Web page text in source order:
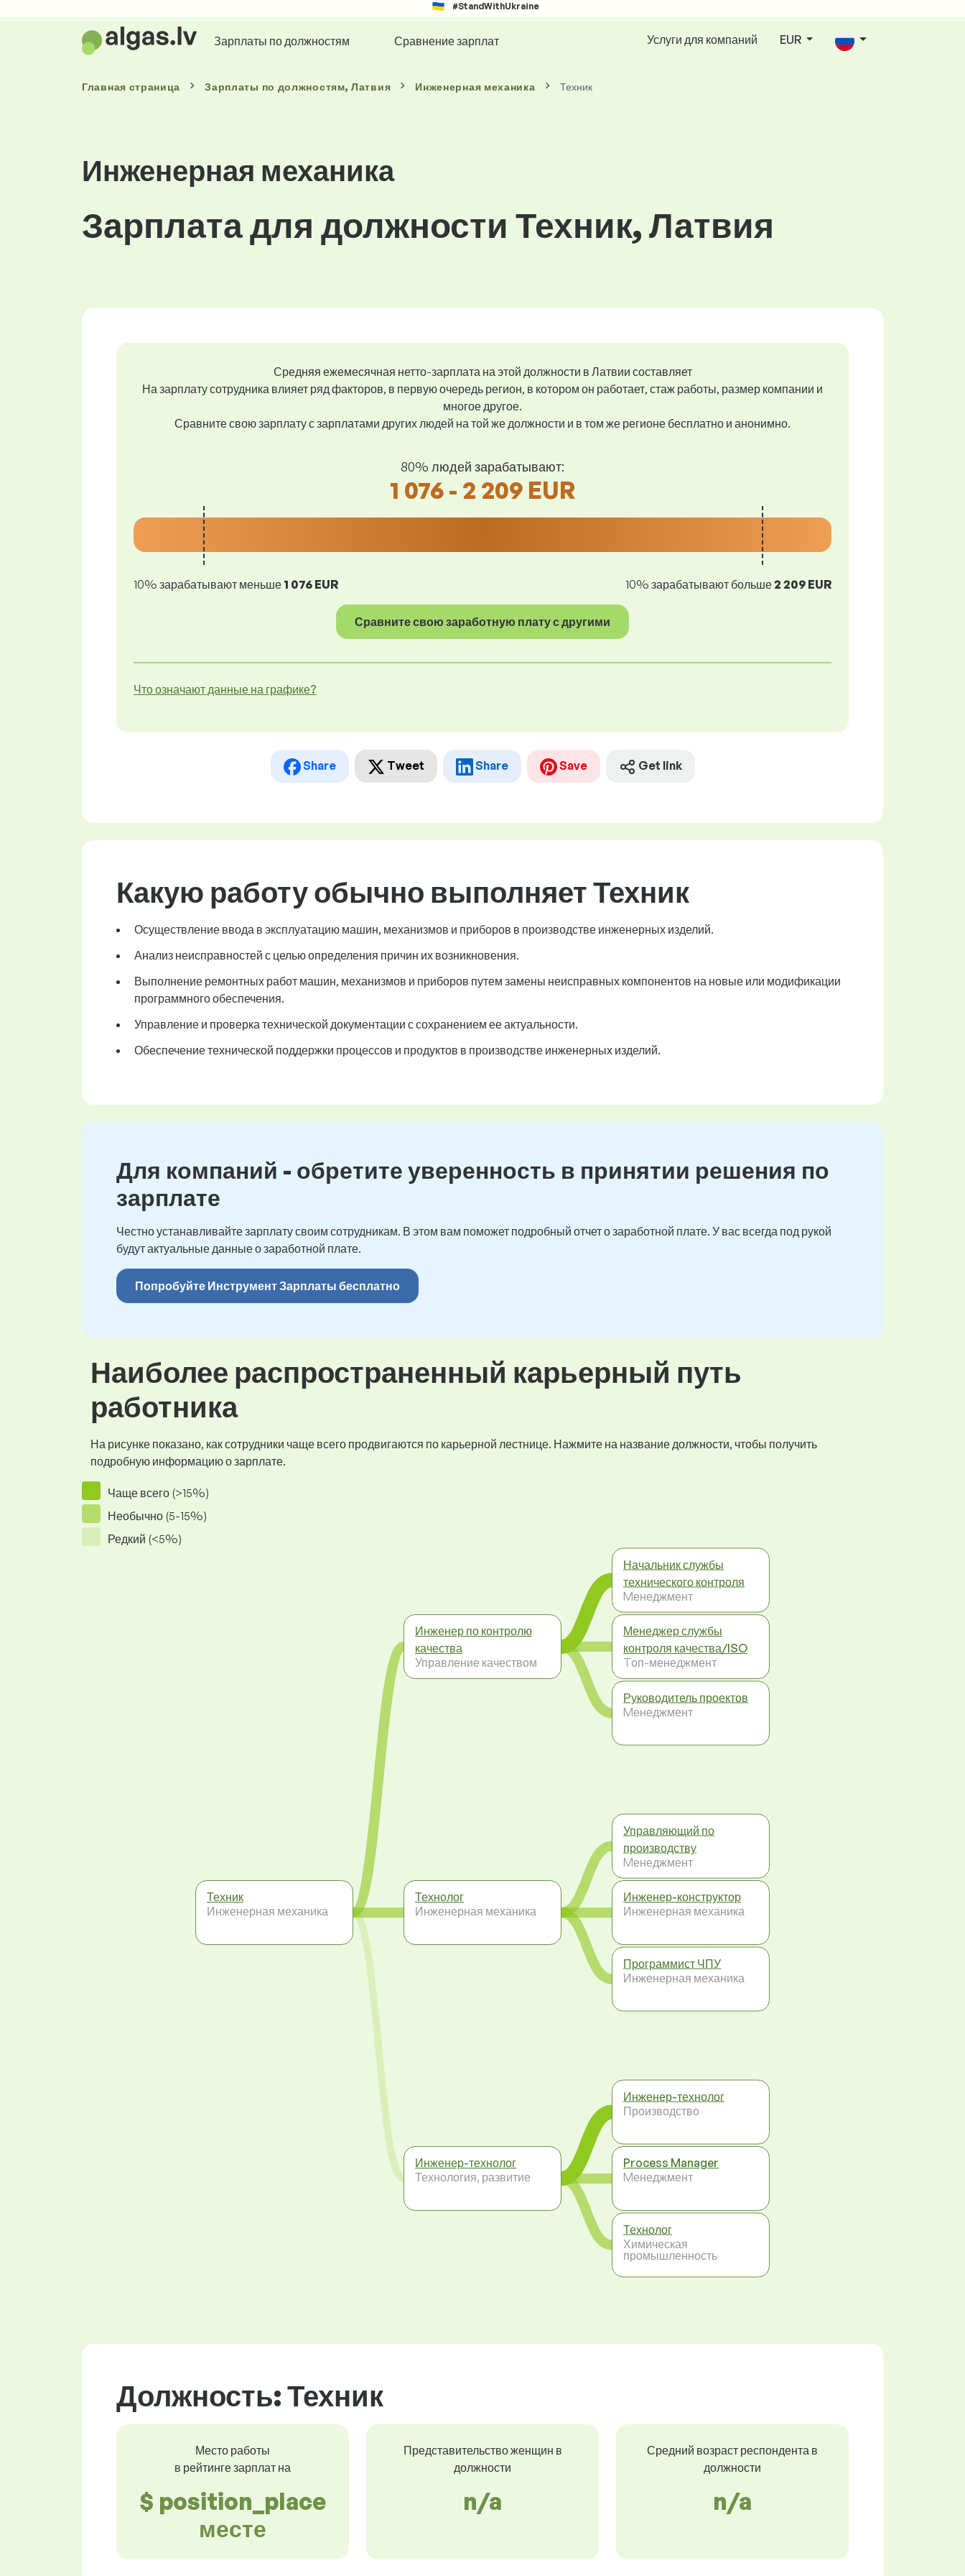
#StandWithUkraine
Зарплаты по должностям Сравнение зарплат Услуги для компаний EUR
Главная страница Зарплаты по должностям, Латвия Инженерная механика Техник
Инженерная механика
Зарплата для должности Техник, Латвия
Средняя ежемесячная нетто-зарплата на этой должности в Латвии составляет
На зарплату сотрудника влияет ряд факторов, в первую очередь регион, в котором он работает, стаж работы, размер компании и
многое другое.
Сравните свою зарплату с зарплатами других людей на той же должности и в том же регионе бесплатно и анонимно.
80% людей зарабатывают:
1 076 - 2 209 EUR
10% зарабатывают меньше 1 076 EUR 10% зарабатывают больше2 209 EUR
Сравните свою заработную плату с другими
Что означают данные на графике?
Share Tweet Share Save Get link
Какую работу обычно выполняет Техник
Осуществление ввода в эксплуатацию машин, механизмов и приборов в производстве инженерных изделий.
Анализ неисправностей с целью определения причин их возникновения.
Выполнение ремонтных работ машин, механизмов и приборов путем замены неисправных компонентов на новые или модификации
программного обеспечения.
Управление и проверка технической документации с сохранением ее актуальности.
Обеспечение технической поддержки процессов и продуктов в производстве инженерных изделий.
Для компаний - обретите уверенность в принятии решения по
зарплате
Честно устанавливайте зарплату своим сотрудникам. В этом вам поможет подробный отчет о заработной плате. У вас всегда под рукой
будут актуальные данные о заработной плате.
Попробуйте Инструмент Зарплаты бесплатно
Наиболее распространенный карьерный путь
работника
На рисунке показано, как сотрудники чаще всего продвигаются по карьерной лестнице. Нажмите на название должности, чтобы получить
подробную информацию о зарплате.
Чаще всего (>15%)
Необычно (5-15%)
Редкий (<5%)
Техник
Инженерная механика
Инженер по контролю
качества
Управление качеством
Технолог
Инженерная механика
Инженер-технолог
Технология, развитие
Начальник службы
технического контроля
Mенеджмент
Менеджер службы
контроля качества/ISO
Tоп-менеджмент
Руководитель проектов
Mенеджмент
Управляющий по
производству
Mенеджмент
Инженер-конструктор
Инженерная механика
Программист ЧПУ
Инженерная механика
Инженер-технолог
Производство
Process Manager
Mенеджмент
Технолог
Химическая
промышленность
Должность: Техник
Место работы
в рейтинге зарплат на
$ position_place
месте
Представительство женщин в
должности
n/a
Средний возраст респондента в
должности
n/a